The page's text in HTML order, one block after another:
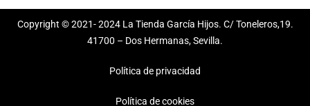
Copyright © 2021- 2024 La Tienda García Hijos. C/ Toneleros,19.
41700 – Dos Hermanas, Sevilla.
Política de privacidad
Política de cookies